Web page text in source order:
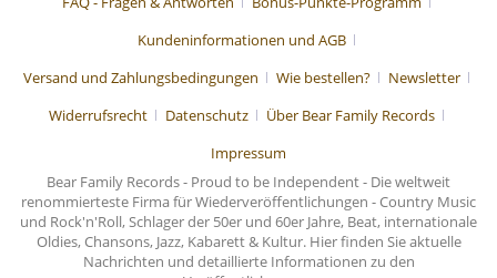
Kundeninformationen und AGB
Versand und Zahlungsbedingungen
Wie bestellen?
Newsletter
Widerrufsrecht
Datenschutz
Über Bear Family Records
Impressum
Bear Family Records - Proud to be Independent - Die weltweit
renommierteste Firma für Wiederveröffentlichungen - Country Music
und Rock'n'Roll, Schlager der 50er und 60er Jahre, Beat, internationale
Oldies, Chansons, Jazz, Kabarett & Kultur. Hier finden Sie aktuelle
Nachrichten und detaillierte Informationen zu den